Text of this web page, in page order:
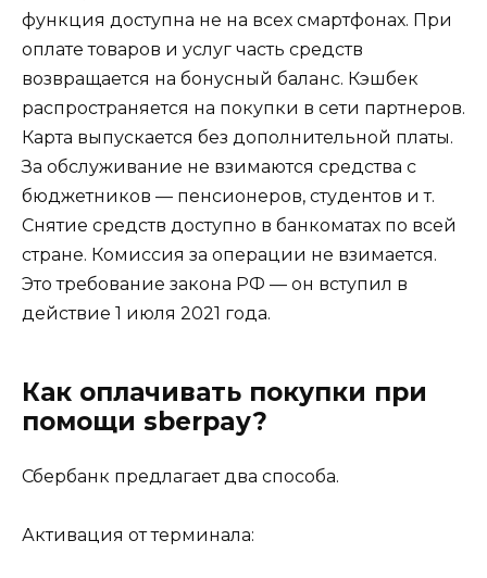
функция доступна не на всех смартфонах. При
оплате товаров и услуг часть средств
возвращается на бонусный баланс. Кэшбек
распространяется на покупки в сети партнеров.
Карта выпускается без дополнительной платы.
За обслуживание не взимаются средства с
бюджетников — пенсионеров, студентов и т.
Снятие средств доступно в банкоматах по всей
стране. Комиссия за операции не взимается.
Это требование закона РФ — он вступил в
действие 1 июля 2021 года.
Как оплачивать покупки при
помощи sberpay?
Сбербанк предлагает два способа.
Активация от терминала: